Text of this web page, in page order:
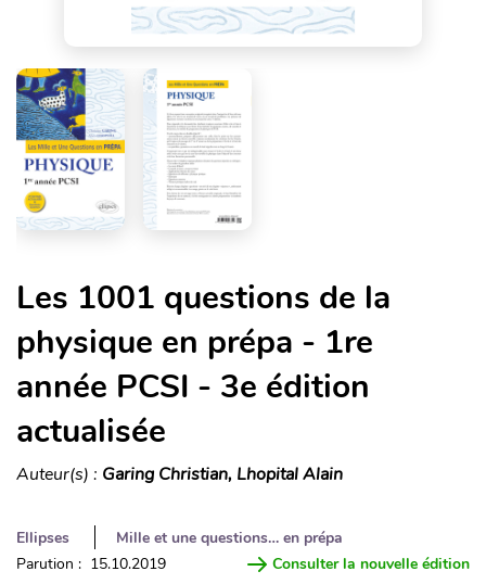
Les 1001 questions de la
physique en prépa - 1re
année PCSI - 3e édition
actualisée
Auteur(s) : Garing Christian, Lhopital Alain
Ellipses
Mille et une questions… en prépa
Parution : 15.10.2019
Consulter la nouvelle édition